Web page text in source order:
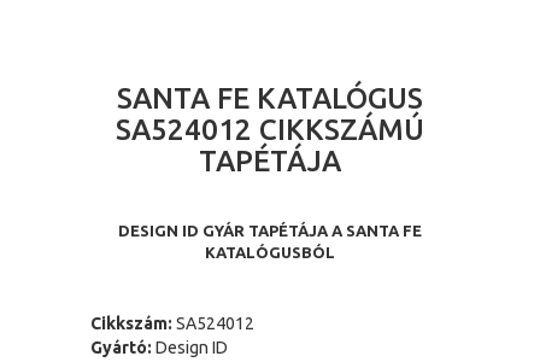
SANTA FE KATALÓGUS
SA524012 CIKKSZÁMÚ
TAPÉTÁJA
DESIGN ID GYÁR TAPÉTÁJA A SANTA FE
KATALÓGUSBÓL
Cikkszám: SA524012
Gyártó: Design ID